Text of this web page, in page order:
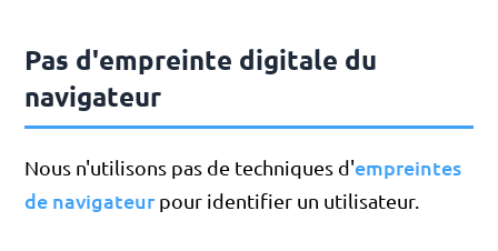
Pas d'empreinte digitale du
navigateur
Nous n'utilisons pas de techniques d'empreintes
de navigateur pour identifier un utilisateur.